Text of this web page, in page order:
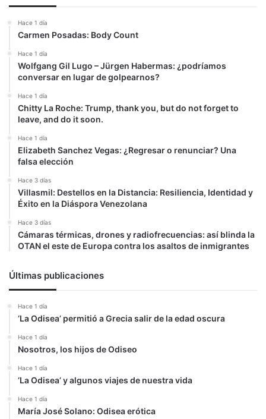
Hace 1 día
Carmen Posadas: Body Count
Hace 1 día
Wolfgang Gil Lugo – Jürgen Habermas: ¿podríamos
conversar en lugar de golpearnos?
Hace 1 día
Chitty La Roche: Trump, thank you, but do not forget to
leave, and do it soon.
Hace 1 día
Elizabeth Sanchez Vegas: ¿Regresar o renunciar? Una
falsa elección
Hace 3 días
Villasmil: Destellos en la Distancia: Resiliencia, Identidad y
Éxito en la Diáspora Venezolana
Hace 3 días
Cámaras térmicas, drones y radiofrecuencias: así blinda la
OTAN el este de Europa contra los asaltos de inmigrantes
Últimas publicaciones
Hace 1 día
‘La Odisea’ permitió a Grecia salir de la edad oscura
Hace 1 día
Nosotros, los hijos de Odiseo
Hace 1 día
‘La Odisea’ y algunos viajes de nuestra vida
Hace 1 día
María José Solano: Odisea erótica